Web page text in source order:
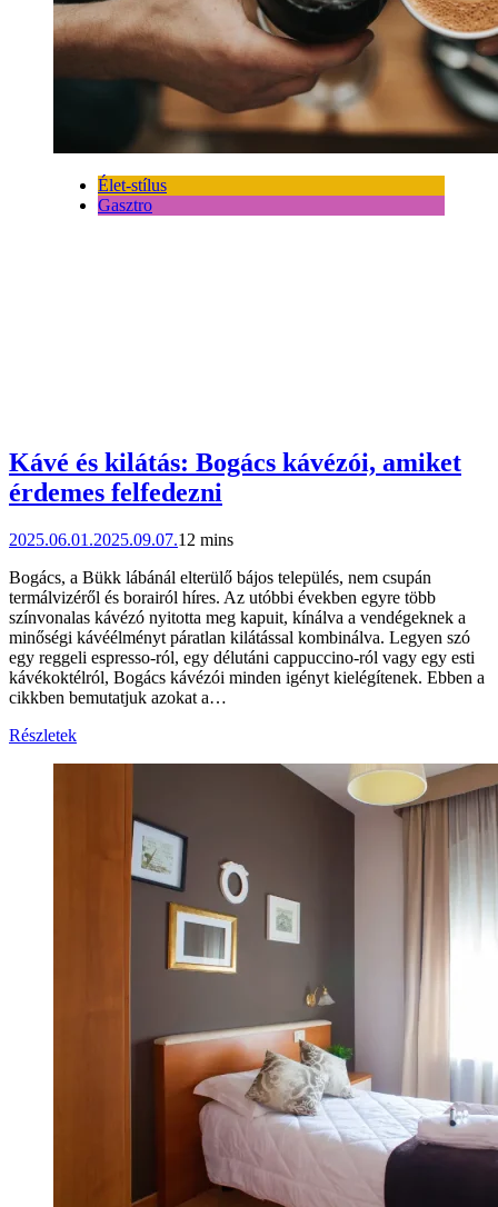
Élet-stílus
Gasztro
Kávé és kilátás: Bogács kávézói, amiket
érdemes felfedezni
2025.06.01.2025.09.07.12 mins
Bogács, a Bükk lábánál elterülő bájos település, nem csupán
termálvizéről és borairól híres. Az utóbbi években egyre több
színvonalas kávézó nyitotta meg kapuit, kínálva a vendégeknek a
minőségi kávéélményt páratlan kilátással kombinálva. Legyen szó
egy reggeli espresso-ról, egy délutáni cappuccino-ról vagy egy esti
kávékoktélról, Bogács kávézói minden igényt kielégítenek. Ebben a
cikkben bemutatjuk azokat a…
Részletek